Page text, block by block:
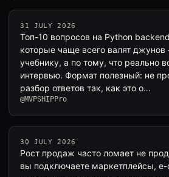
31 JULY 2026
Топ-10 вопросов на Python
которые чаще всего валят
учебнику, а по тому, что реально
интервью. Формат полезный: не
разбор ответов так, как это о…
@MVPSHIPPro
30 JULY 2026
Рост продаж часто ломает не
вы подключаете маркетплейсы, e-